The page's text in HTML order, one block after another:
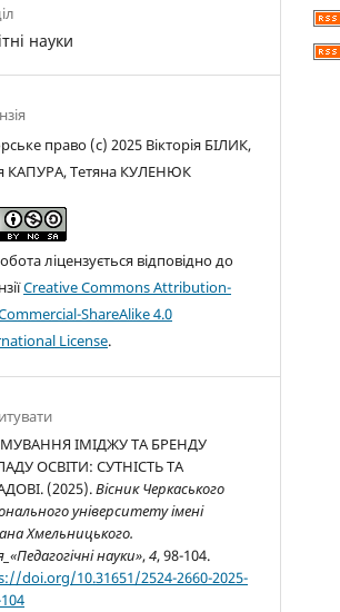
науки
право (c) 2025 Вікторія БІЛИК,
КАПУРА, Тетяна КУЛЕНЮК
ліцензується відповідно до
Creative Commons Attribution-
ShareAlike 4.0
License.
ІМІДЖУ ТА БРЕНДУ
ОСВІТИ: СУТНІСТЬ ТА
(2025).Вісник Черкаського
університету імені
Хмельницького.
науки»,4, 98-104.
doi.org/10.31651/2524-2660-2025-